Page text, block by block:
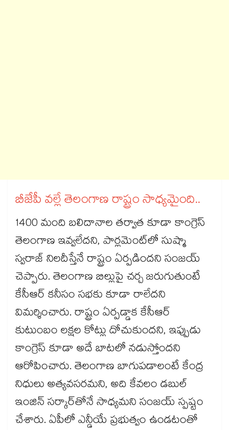
బీజేపీ వల్లే తెలంగాణ రాష్ట్రం సాధ్యమైంది..
1400 మంది బలిదానాల తర్వాత కూడా కాంగ్రెస్
తెలంగాణ ఇవ్వలేదని, పార్లమెంట్‌‌లో సుష్మా
స్వరాజ్ నిలదీస్తేనే రాష్ట్రం ఏర్పడిందని సంజయ్
చెప్పారు. తెలంగాణ బిల్లుపై చర్చ జరుగుతుంటే
కేసీఆర్ కనీసం సభకు కూడా రాలేదని
విమర్శించారు. రాష్ట్రం ఏర్పడ్డాక కేసీఆర్
కుటుంబం లక్షల కోట్లు దోచుకుందని, ఇప్పుడు
కాంగ్రెస్ కూడా అదే బాటలో నడుస్తోందని
ఆరోపించారు. తెలంగాణ బాగుపడాలంటే కేంద్ర
నిధులు అత్యవసరమని, అది కేవలం డబుల్
ఇంజిన్ సర్కార్‌‌తోనే సాధ్యమని సంజయ్ స్పష్టం
చేశారు. ఏపీలో ఎన్డీయే ప్రభుత్వం ఉండటంతో